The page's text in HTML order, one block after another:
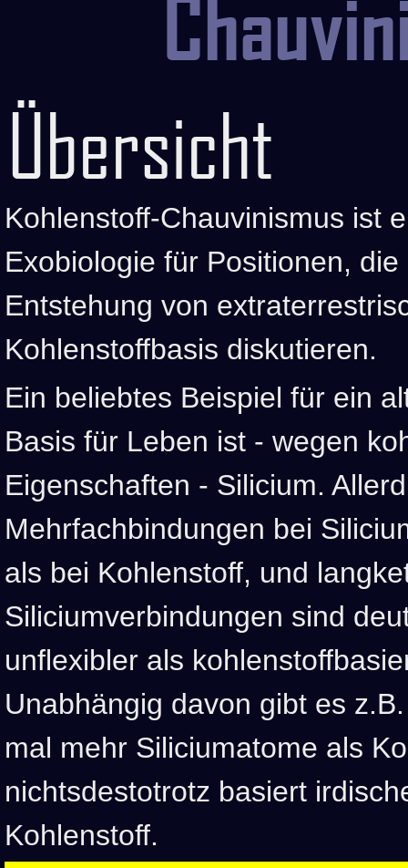
Übersicht
Kohlenstoff-Chauvinismus ist
Exobiologie für Positionen,
Entstehung von
Kohlenstoffbasis diskutieren.
Ein beliebtes Beispiel für ein
Basis für Leben ist - wegen
Eigenschaften - Silicium.
Mehrfachbindungen bei
als bei Kohlenstoff, und
Siliciumverbindungen sind
unflexibler als
Unabhängig davon gibt es
mal mehr Siliciumatome als
nichtsdestotrotz basiert
Kohlenstoff.